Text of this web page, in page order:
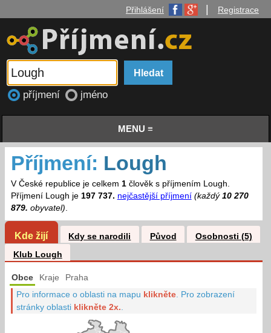
Přihlášení Registrace
příjmení jméno
MENU ≡
Příjmení: Lough
V České republice je celkem 1člověk s příjmením Lough.
Příjmení Lough je 197 737. nejčastější příjmení (každý 10 270
879. obyvatel).
Kde žijí Kdy se narodili Původ
Osobnosti (5)
Klub Lough
Obce Kraje Praha
Pro informace o oblasti na mapu klikněte Pro zobrazení
stránky oblasti klikněte 2x.